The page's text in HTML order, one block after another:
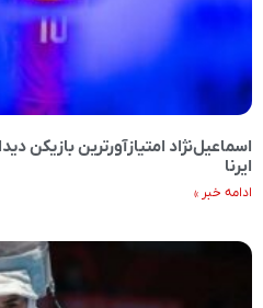
اسماعیل‌نژاد امتیازآورترین بازیکن
ایرنا
ادامه خبر »